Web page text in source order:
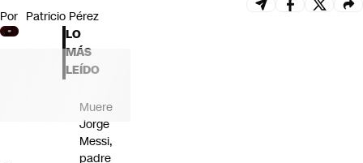
Por Patricio Pérez
LO
MÁS
LEÍDO
Muere
Jorge
Messi,
padre